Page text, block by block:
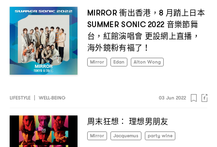
MIRROR衝出香港 ，8 月踏上日本
SUMMER SONIC 2022 音樂節舞
台 ， 紅館演唱會 更設網上直播 ，
海外鏡粉有褔了 ！
Mirror Edan Alton Wong
LIFESTYLE WELL-BEING 03 Jun 2022
周末狂想 ： 理想男朋友
Mirror Jacquemus party wine